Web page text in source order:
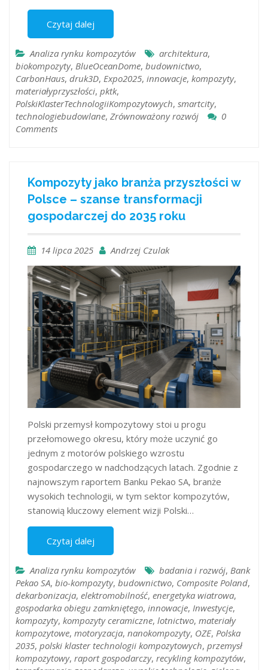
Czytaj dalej
Analiza rynku kompozytów architektura,
biokompozyty, BlueOceanDome, budownictwo,
CarbonHaus, druk3D, Expo2025, innowacje, kompozyty,
materiałyprzyszłości, pktk,
PolskiKlasterTechnologiiKompozytowych, smartcity,
technologiebudowlane, Zrównoważony rozwój
0
Comments
Kompozyty jako branża przyszłości w
Polsce – szanse transformacji
gospodarczej do 2035 roku
14 lipca 2025 Andrzej Czulak
Polski przemysł kompozytowy stoi u progu
przełomowego okresu, który może uczynić go
jednym z motorów polskiego wzrostu
gospodarczego w nadchodzących latach. Zgodnie z
najnowszym raportem Banku Pekao SA, branże
wysokich technologii, w tym sektor kompozytów,
stanowią kluczowy element wizji Polski…
Czytaj dalej
Analiza rynku kompozytów badania i rozwój, Bank
Pekao SA, bio-kompozyty, budownictwo, Composite Poland,
dekarbonizacja, elektromobilność, energetyka wiatrowa,
gospodarka obiegu zamkniętego, innowacje, Inwestycje,
kompozyty, kompozyty ceramiczne, lotnictwo, materiały
kompozytowe, motoryzacja, nanokompozyty, OZE, Polska
2035, polski klaster technologii kompozytowych, przemysł
kompozytowy, raport gospodarczy, recykling kompozytów,